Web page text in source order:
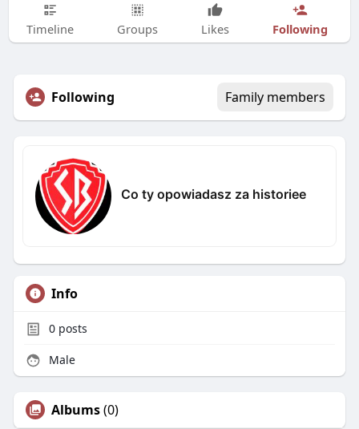
Timeline Groups Likes Following
Following Family members
Co ty opowiadasz za historiee
Info
0posts
Male
Albums(0)